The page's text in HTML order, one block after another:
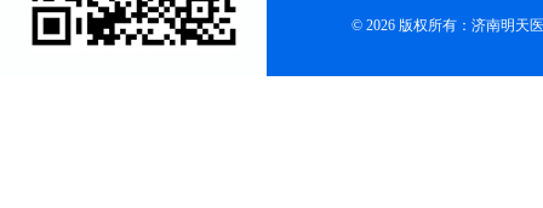
© 2026 版权所有：济南明天